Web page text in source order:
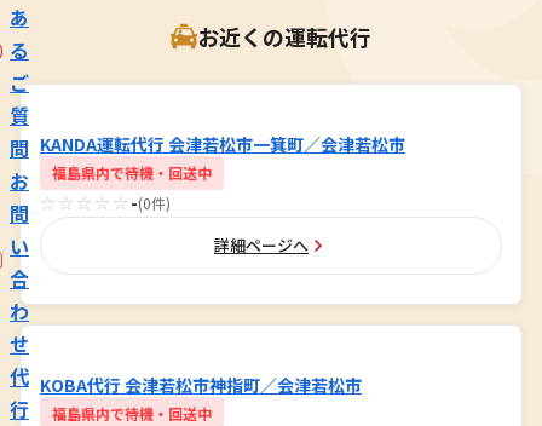
あ
る
ご
質
問
お
問
い
合
わ
せ
代
行
お近くの運転代行
KANDA運転代行 会津若松市一箕町／会津若松市
福島県内で待機・回送中
☆☆☆☆☆ -(0件)
詳細ページへ
KOBA代行 会津若松市神指町／会津若松市
福島県内で待機・回送中